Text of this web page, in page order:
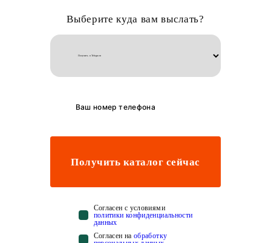
Выберите куда вам выслать?
Получить каталог сейчас
Cогласен с условиями
политики конфиденциальности
данных
Cогласен наобработку